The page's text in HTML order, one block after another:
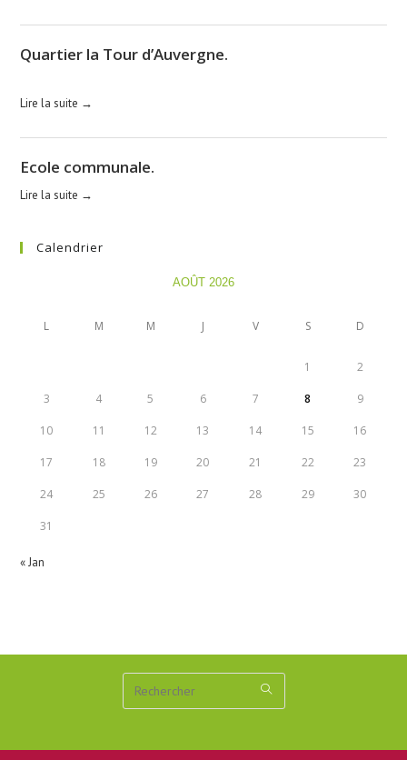
Quartier la Tour d’Auvergne.
Lire la suite →
Ecole communale.
Lire la suite →
Calendrier
AOÛT 2026
L M M J V S D
1 2
3 4 5 6 7 8 9
10 11 12 13 14 15 16
17 18 19 20 21 22 23
24 25 26 27 28 29 30
31
« Jan